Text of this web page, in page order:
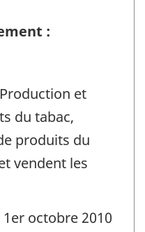
:
et
du tabac,
produits du
vendent les
1er octobre 2010